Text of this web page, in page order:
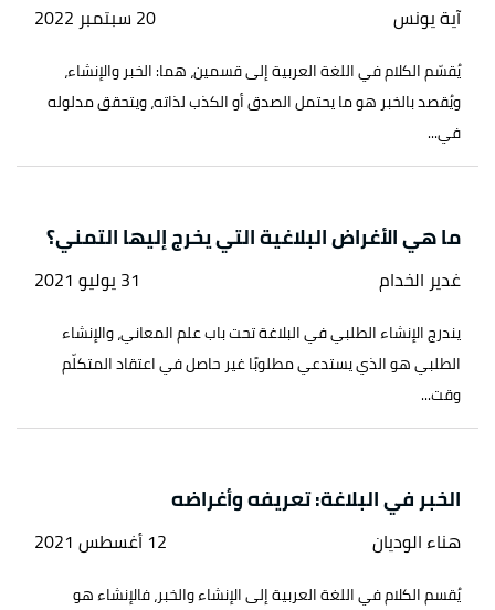
آية يونس 20 سبتمبر 2022
يُقسّم الكلام في اللغة العربية إلى قسمين، هما: الخبر والإنشاء،
ويُقصد بالخبر هو ما يحتمل الصدق أو الكذب لذاته، ويتحقق مدلوله
في...
ما هي الأغراض البلاغية التي يخرج إليها التمني؟
غدير الخدام 31 يوليو 2021
يندرج الإنشاء الطلبي في البلاغة تحت باب علم المعاني، والإنشاء
الطلبي هو الذي يستدعي مطلوبًا غير حاصل في اعتقاد المتكلّم
وقت...
الخبر في البلاغة: تعريفه وأغراضه
هناء الوديان 12 أغسطس 2021
يُقسم الكلام في اللغة العربية إلى الإنشاء والخبر، فالإنشاء هو